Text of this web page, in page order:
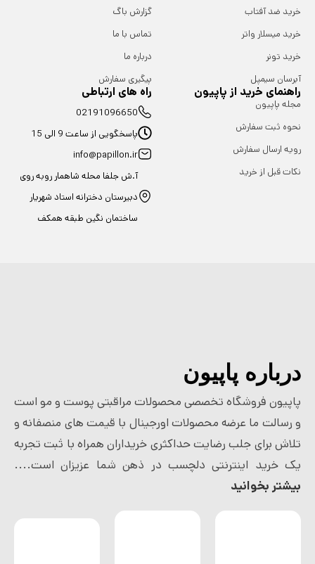
خرید ضد آفتاب
خرید میسلار واتر
خرید تونر
آبرسان سیمپل
گزارش باگ
تماس با ما
درباره ما
پیگیری سفارش
راهنمای خرید از پاپیون
مجله پاپیون
نحوه ثبت سفارش
رویه ارسال سفارش
نکات قبل از خرید
راه های ارتباطی
02191096650
پاسخگویی از ساعت 9 الی 15
info@papillon.ir
آ.ش جلفا محله شاهمار روبه روی
دبیرستان دخترانه استاد شهریار
ساختمان نگین طبقه همکف
درباره پاپیون
پاپیون فروشگاه تخصصی محصولات مراقبتی پوست و مو است
و رسالت ما عرضه محصولات اورجینال با قیمت های منصفانه و
تلاش برای جلب رضایت حداکثری خریداران همراه با ثبت تجربه
یک خرید اینترنتی دلچسب در ذهن شما عزیزان است....
بیشتر بخوانید